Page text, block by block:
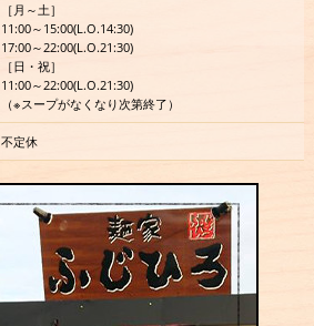
［月～土］
11:00～15:00(L.O.14:30)
17:00～22:00(L.O.21:30)
［日・祝］
11:00～22:00(L.O.21:30)
（※スープがなくなり次第終了）
不定休